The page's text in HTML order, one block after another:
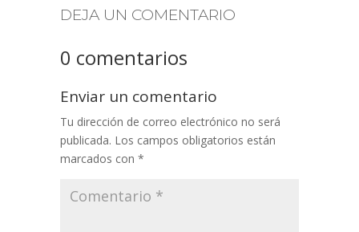
DEJA UN COMENTARIO
0 comentarios
Enviar un comentario
Tu dirección de correo electrónico no será
publicada. Los campos obligatorios están
marcados con *